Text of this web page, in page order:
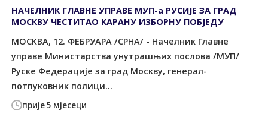
прије 5 мјесеци
НАЧЕЛНИК ГЛАВНЕ УПРАВЕ МУП-а РУСИЈЕ ЗА ГРАД
МОСКВУ ЧЕСТИТАО КАРАНУ ИЗБОРНУ ПОБЈЕДУ
МОСКВА, 12. ФЕБРУАРА /СРНА/ - Начелник Главне
управе Министарства унутрашњих послова /МУП/
Руске Федерације за град Москву, генерал-
потпуковник полици...